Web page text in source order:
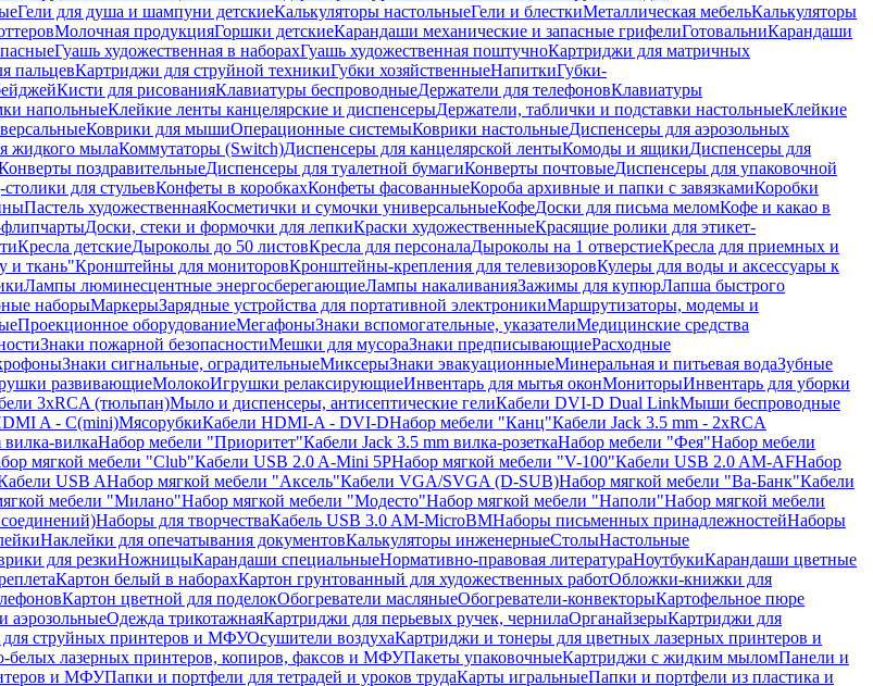
Гели для душа и шампуни детскиеКалькуляторы настольныеГели и блесткиМеталлическая мебельКалькуляторы
Молочная продукцияГоршки детскиеКарандаши механические и запасные грифелиГотовальниКарандаши
Гуашь художественная в наборахГуашь художественная поштучноКартриджи для матричных
пальцевКартриджи для струйной техникиГубки хозяйственныеНапиткиГубки-
Кисти для рисованияКлавиатуры беспроводныеДержатели для телефоновКлавиатуры
напольныеКлейкие ленты канцелярские и диспенсерыДержатели, таблички и подставки настольныеКлейкие
Коврики для мышиОперационные системыКоврики настольныеДиспенсеры для аэрозольных
жидкого мылаКоммутаторы (Switch)Диспенсеры для канцелярской лентыКомоды и ящикиДиспенсеры для
поздравительныеДиспенсеры для туалетной бумагиКонверты почтовыеДиспенсеры для упаковочной
для стульевКонфеты в коробкахКонфеты фасованныеКороба архивные и папки с завязкамиКоробки
Пастель художественнаяКосметички и сумочки универсальныеКофеДоски для письма меломКофе и какао в
Доски, стеки и формочки для лепкиКраски художественныеКрасящие ролики для этикет-
Кресла детскиеДыроколы до 50 листовКресла для персоналаДыроколы на 1 отверстиеКресла для приемных и
и ткань"Кронштейны для мониторовКронштейны-крепления для телевизоровКулеры для воды и аксессуары к
Лампы люминесцентные энергосберегающиеЛампы накаливанияЗажимы для купюрЛапша быстрого
наборыМаркерыЗарядные устройства для портативной электроникиМаршрутизаторы, модемы и
Проекционное оборудованиеМегафоныЗнаки вспомогательные, указателиМедицинские средства
Знаки пожарной безопасностиМешки для мусораЗнаки предписывающиеРасходные
Знаки сигнальные, оградительныеМиксерыЗнаки эвакуационныеМинеральная и питьевая водаЗубные
развивающиеМолокоИгрушки релаксирующиеИнвентарь для мытья оконМониторыИнвентарь для уборки
3xRCA (тюльпан)Мыло и диспенсеры, антисептические гелиКабели DVI-D Dual LinkМыши беспроводные
A - C(mini)МясорубкиКабели HDMI-A - DVI-DНабор мебели "Канц"Кабели Jack 3.5 mm - 2xRCA
вилкаНабор мебели "Приоритет"Кабели Jack 3.5 mm вилка-розеткаНабор мебели "Фея"Набор мебели
мягкой мебели "Club"Кабели USB 2.0 A-Mini 5PНабор мягкой мебели "V-100"Кабели USB 2.0 AM-AFНабор
USB AНабор мягкой мебели "Аксель"Кабели VGA/SVGA (D-SUB)Набор мягкой мебели "Ва-Банк"Кабели
мебели "Милано"Набор мягкой мебели "Модесто"Набор мягкой мебели "Наполи"Набор мягкой мебели
Наборы для творчестваКабель USB 3.0 AM-MicroBMНаборы письменных принадлежностейНаборы
Наклейки для опечатывания документовКалькуляторы инженерныеСтолыНастольные
для резкиНожницыКарандаши специальныеНормативно-правовая литератураНоутбукиКарандаши цветные
Картон белый в наборахКартон грунтованный для художественных работОбложки-книжки для
Картон цветной для поделокОбогреватели масляныеОбогреватели-конвекторыКартофельное пюре
аэрозольныеОдежда трикотажнаяКартриджи для перьевых ручек, чернилаОрганайзерыКартриджи для
струйных принтеров и МФУОсушители воздухаКартриджи и тонеры для цветных лазерных принтеров и
белых лазерных принтеров, копиров, факсов и МФУПакеты упаковочныеКартриджи с жидким мыломПанели и
и МФУПапки и портфели для тетрадей и уроков трудаКарты игральныеПапки и портфели из пластика и